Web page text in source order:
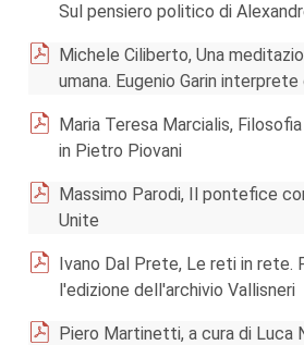
Sul pensiero politico di
Michele Ciliberto, Una
umana. Eugenio Garin
Maria Teresa Marcialis,
in Pietro Piovani
Massimo Parodi, Il pontefice
Unite
Ivano Dal Prete, Le reti in rete.
l'edizione dell'archivio Vallisneri
Piero Martinetti, a cura di Luca